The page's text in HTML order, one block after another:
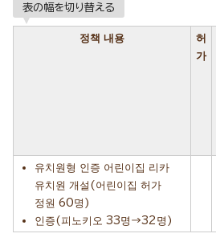
表の幅を切り替える
정책 내용
허
가
유치원형 인증 어린이집 리카
유치원 개설(어린이집 허가
정원 60명)
인증(피노키오 33명→32명)